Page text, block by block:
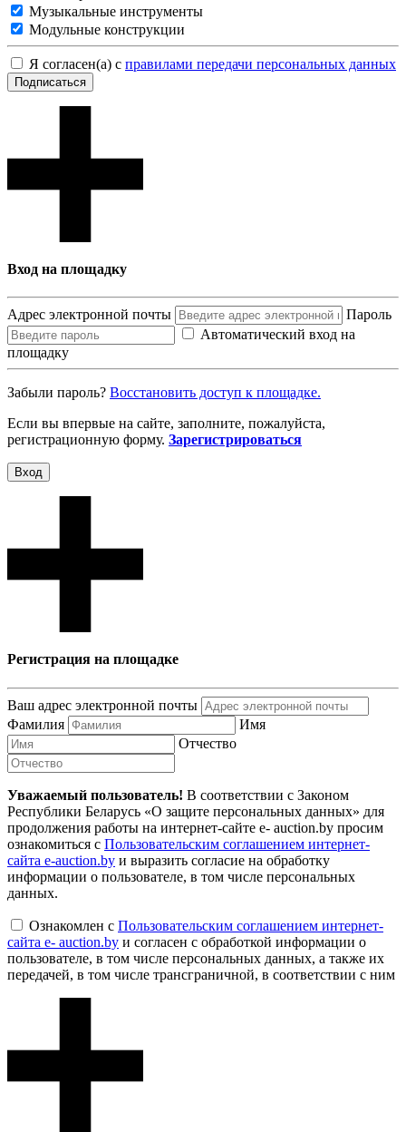
Музыкальные инструменты
Модульные конструкции
Я согласен(а) с правилами передачи персональных данных
Подписаться
Вход на площадку
Адрес электронной почты
Пароль
Автоматический вход на
площадку
Забыли пароль? Восcтановить доступ к площадке.
Если вы впервые на сайте, заполните, пожалуйста,
регистрационную форму. Зарегистрироваться
Вход
Регистрация на площадке
Ваш адрес электронной почты
Фамилия
Имя
Отчество
Уважаемый пользователь! В соответствии с Законом
Республики Беларусь «О защите персональных данных» для
продолжения работы на интернет-сайте e- auction.by просим
ознакомиться с Пользовательским соглашением интернет-
сайта e-auction.by и выразить согласие на обработку
информации о пользователе, в том числе персональных
данных.
Ознакомлен с Пользовательским соглашением интернет-
сайта e- auction.by и согласен с обработкой информации о
пользователе, в том числе персональных данных, а также их
передачей, в том числе трансграничной, в соответствии с ним